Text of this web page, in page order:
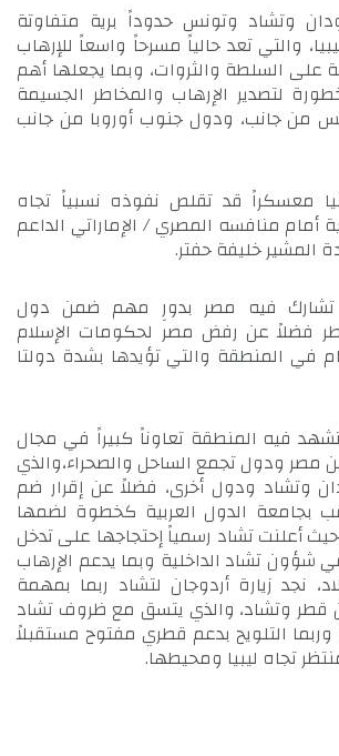
وتشاد وتونس حدوداً برية متفاوتة
والتي تعد حالياً مسرحاً واسعاً للإرهاب
على السلطة والثروات، وبما يجعلها أهم
لتصدير الإرهاب والمخاطر الجسيمة
من جانب، ودول جنوب أوروبا من جانب
معسكراً قد تقلص نفوذه نسبياً تجاه
أمام منافسه المصري / الإماراتي الداعم
المشير خليفة حفتر.
فيه مصر بدورِ مهم ضمن دول
فضلاً عن رفض مصر لحكومات الإسلام
في المنطقة والتي تؤيدها بشدة دولتا
فيه المنطقة تعاوناً كبيراً في مجال
مصر ودول تجمع الساحل والصحراء،والذي
وتشاد ودول أخرى، فضلاً عن إقرار ضم
بجامعة الدول العربية كخطوة لضمها
أعلنت تشاد رسمياً إحتجاجها على تدخل
شؤون تشاد الداخلية وبما يدعم الإرهاب
نجد زيارة أردوجان لتشاد ربما بمهمة
قطر وتشاد، والذي يتسق مع ظروف تشاد
وربما التلويح بدعم قطري مفتوح مستقبلاً
تجاه ليبيا ومحيطها.